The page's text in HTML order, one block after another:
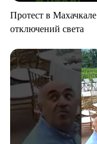
Протест в
отключений света